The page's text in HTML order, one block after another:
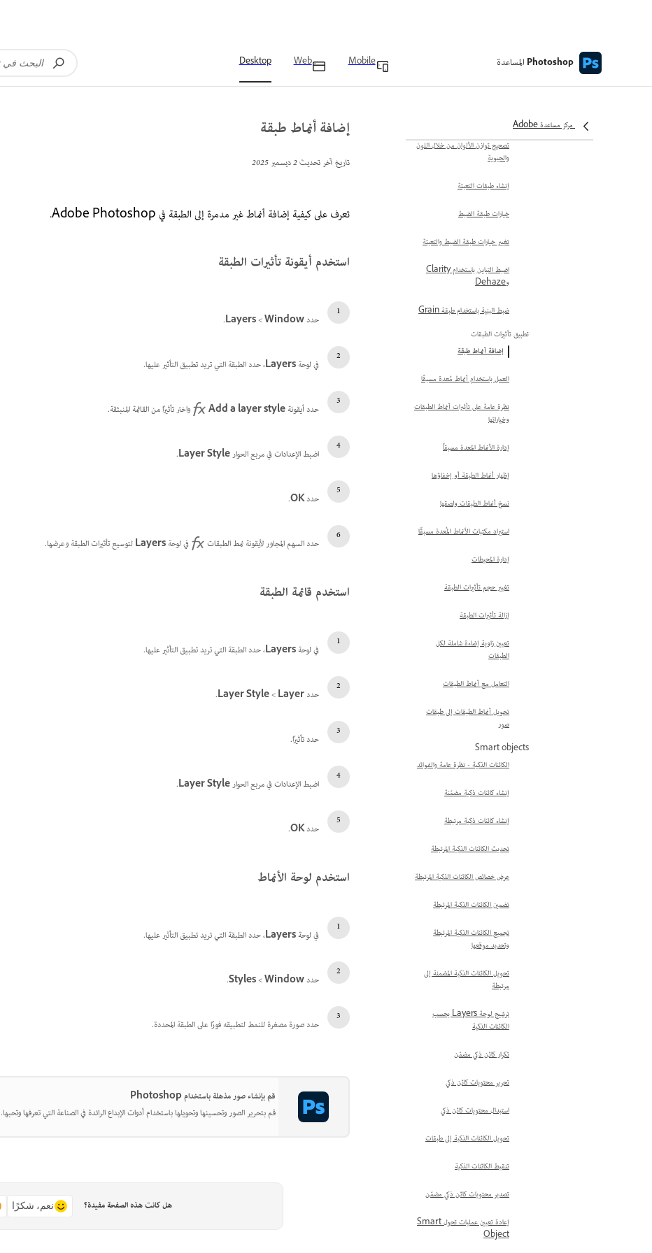
Photoshop المساعدة Mobile
Web
Desktop
مركز مساعدة Adobe
مسبقًا للتعديل
تصحيح توازن الألوان من خلال اللون
والحيوية
إنشاء طبقات التعبئة
خيارات طبقة الضبط
تغيير خيارات طبقة الضبط والتعبئة
اضبط التباين باستخدام Clarity
وDehaze
ضبط البنية باستخدام طبقة Grain
تطبيق تأثيرات الطبقات
إضافة أنماط طبقة
العمل باستخدام أنماط مُعدة مسبقًا
نظرة عامة على تأثيرات أنماط الطبقات
وخياراتها
إدارة الأنماط المعدة مسبقاً
إظهار أنماط الطبقة أو إخفاؤها
نسخ أنماط الطبقات ولصقها
استيراد مكتبات الأنماط المُعدة مسبقًا
إدارة المحيطات
تغيير حجم تأثيرات الطبقة
إزالة تأثيرات الطبقة
تعيين زاوية إضاءة شاملة لكل
الطبقات
التعامل مع أنماط الطبقات
تحويل أنماط الطبقات إلى طبقات
صور
Smart objects
الكائنات الذكية - نظرة عامة والفوائد
إنشاء كائنات ذكية مضمّنة
إنشاء كائنات ذكية مرتبطة
تحديث الكائنات الذكية المرتبطة
عرض خصائص الكائنات الذكية المرتبطة
تضمين الكائنات الذكية المرتبطة
تجميع الكائنات الذكية المرتبطة
وتحديد موقعها
تحويل الكائنات الذكية المضمنة إلى
مرتبطة
ترشيح لوحة Layers بحسب
الكائنات الذكية
تكرار كائن ذكي مضمّن
تحرير محتويات كائن ذكي
استبدال محتويات كائن ذكي
تحويل الكائنات الذكية إلى طبقات
تنقيط الكائنات الذكية
تصدير محتويات كائن ذكي مضمّن
إعادة تعيين عمليات تحول Smart
Object
إضافة أنماط طبقة
تاريخ آخر تحديث2 ديسمبر 2025
تعرف على كيفية إضافة أنماط غير مدمرة إلى الطبقة في Adobe Photoshop.
استخدم أيقونة تأثيرات الطبقة
حددWindow
‏>
Layers
.
في لوحةLayers، حدد الطبقة التي تريد تطبيق التأثير عليها.
حدد أيقونةAdd a layer style واختر تأثيرًا من القائمة المنبثقة.
اضبط الإعدادات في مربع الحوارLayer Style
.
حددOK
.
حدد السهم المجاور لأيقونة نمط الطبقات في لوحةLayersلتوسيع تأثيرات الطبقة وعرضها.
استخدم قائمة الطبقة
في لوحةLayers، حدد الطبقة التي تريد تطبيق التأثير عليها.
حددLayer
>‏
Layer Style
.
حدد تأثيرًا.
اضبط الإعدادات في مربع الحوارLayer Style
.
حددOK
.
استخدم لوحة الأنماط
في لوحةLayers، حدد الطبقة التي تريد تطبيق التأثير عليها.
حددWindow
>‏
Styles
.
حدد صورة مصغرة للنمط لتطبيقه فورًا على الطبقة المحددة.
قم بإنشاء صور مذهلة باستخدام Photoshop
قم بتحرير الصور وتحسينها وتحويلها باستخدام أدوات الإبداع الرائدة في الصناعة التي تعرفها وتحبها.
هل كانت هذه الصفحة مفيدة؟ نعم، شكرًا